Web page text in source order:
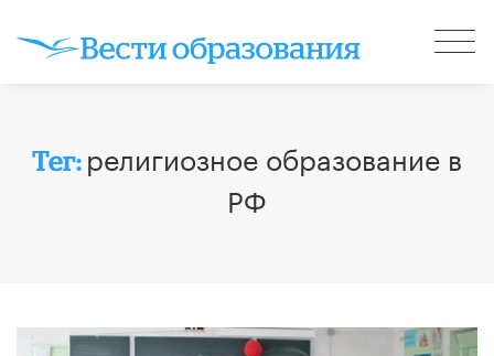
Тег: религиозное образование в
РФ